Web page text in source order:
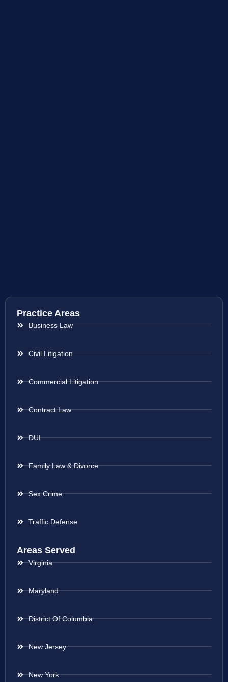
Practice Areas
Business Law
Civil Litigation
Commercial Litigation
Contract Law
DUI
Family Law & Divorce
Sex Crime
Traffic Defense
Areas Served
Virginia
Maryland
District Of Columbia
New Jersey
New York